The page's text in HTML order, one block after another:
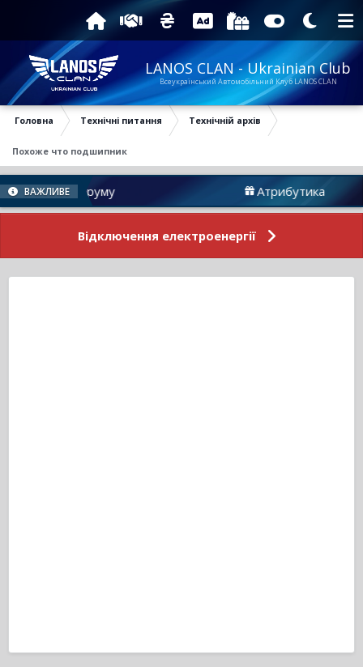
LANOS CLAN - Ukrainian Club
Всеукраїнський Автомобільний Клуб LANOS CLAN
Головна Технічні питання Технічній архів
Похоже что подшипник
ВАЖЛИВЕ
Форуму Атрибутика
Відключення електроенергії